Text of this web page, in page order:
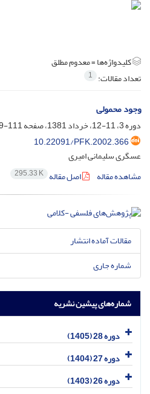
کلیدواژه‌ها =معدوم مطلق
تعداد مقالات: 1
وجود محمولی
دوره 3، 11-12، خرداد 1381، صفحه
111-139
10.22091/PFK.2002.366
عسگری سلیمانی امیری
مشاهده مقاله
اصل مقاله 295.33 K
مقالات آماده انتشار
شماره جاری
شماره‌های پیشین نشریه
دوره 28 (1405)
دوره 27 (1404)
دوره 26 (1403)